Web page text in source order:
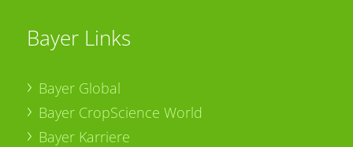
Bayer Links
Bayer Global
Bayer CropScience World
Bayer Karriere